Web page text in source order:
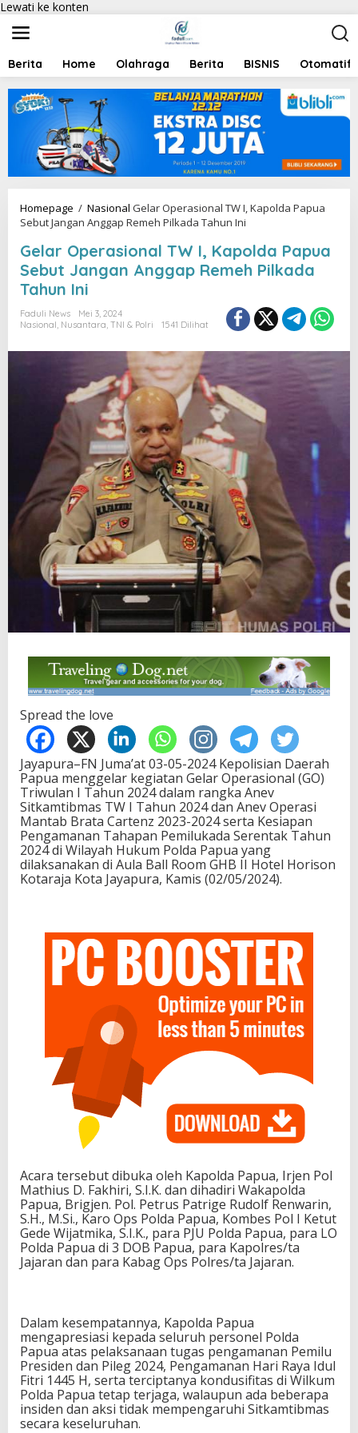
Lewati ke konten
Berita Home Olahraga Berita BISNIS Otomatif
Homepage / Nasional Gelar Operasional TW I, Kapolda Papua
Sebut Jangan Anggap Remeh Pilkada Tahun Ini
Gelar Operasional TW I, Kapolda Papua
Sebut Jangan Anggap Remeh Pilkada
Tahun Ini
Faduli News
Mei 3, 2024
Nasional, Nusantara, TNI & Polri 1541 Dilihat
Spread the love
Jayapura–FN Juma’at 03-05-2024 Kepolisian Daerah
Papua menggelar kegiatan Gelar Operasional (GO)
Triwulan I Tahun 2024 dalam rangka Anev
Sitkamtibmas TW I Tahun 2024 dan Anev Operasi
Mantab Brata Cartenz 2023-2024 serta Kesiapan
Pengamanan Tahapan Pemilukada Serentak Tahun
2024 di Wilayah Hukum Polda Papua yang
dilaksanakan di Aula Ball Room GHB II Hotel Horison
Kotaraja Kota Jayapura, Kamis (02/05/2024).
Acara tersebut dibuka oleh Kapolda Papua, Irjen Pol
Mathius D. Fakhiri, S.I.K. dan dihadiri Wakapolda
Papua, Brigjen. Pol. Petrus Patrige Rudolf Renwarin,
S.H., M.Si., Karo Ops Polda Papua, Kombes Pol I Ketut
Gede Wijatmika, S.I.K., para PJU Polda Papua, para LO
Polda Papua di 3 DOB Papua, para Kapolres/ta
Jajaran dan para Kabag Ops Polres/ta Jajaran.
Dalam kesempatannya, Kapolda Papua
mengapresiasi kepada seluruh personel Polda
Papua atas pelaksanaan tugas pengamanan Pemilu
Presiden dan Pileg 2024, Pengamanan Hari Raya Idul
Fitri 1445 H, serta terciptanya kondusifitas di Wilkum
Polda Papua tetap terjaga, walaupun ada beberapa
insiden dan aksi tidak mempengaruhi Sitkamtibmas
secara keseluruhan.